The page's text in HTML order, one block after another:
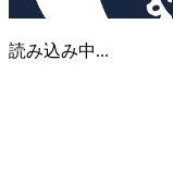
読み込み中...